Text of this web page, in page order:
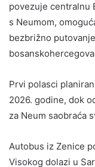
povezuje centralnu
s Neumom,
bezbrižno
Prvi polasci
2026. godine, dok
za Neum saobraća
Autobus iz Zenice
Visokog dolazi u